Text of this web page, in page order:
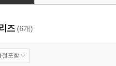
즈 (6개)
절포함